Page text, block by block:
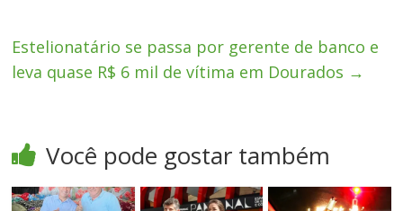
Estelionatário se passa por gerente de banco e
leva quase R$ 6 mil de vítima em Dourados →
Você pode gostar também